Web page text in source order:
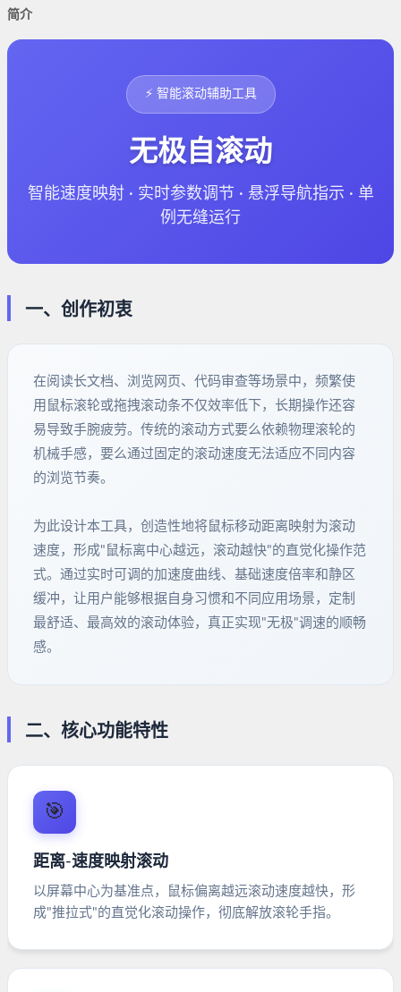
简介
⚡ 智能滚动辅助工具
无极自滚动
智能速度映射 · 实时参数调节 · 悬浮导航指示 · 单
例无缝运行
一、创作初衷
在阅读长文档、浏览网页、代码审查等场景中，频繁使
用鼠标滚轮或拖拽滚动条不仅效率低下，长期操作还容
易导致手腕疲劳。传统的滚动方式要么依赖物理滚轮的
机械手感，要么通过固定的滚动速度无法适应不同内容
的浏览节奏。
为此设计本工具，创造性地将鼠标移动距离映射为滚动
速度，形成"鼠标离中心越远，滚动越快"的直觉化操作范
式。通过实时可调的加速度曲线、基础速度倍率和静区
缓冲，让用户能够根据自身习惯和不同应用场景，定制
最舒适、最高效的滚动体验，真正实现"无极"调速的顺畅
感。
二、核心功能特性
🎯
距离-速度映射滚动
以屏幕中心为基准点，鼠标偏离越远滚动速度越快，形
成"推拉式"的直觉化滚动操作，彻底解放滚轮手指。